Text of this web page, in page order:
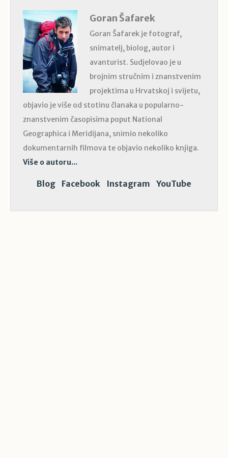
Goran Šafarek
Goran Šafarek je fotograf,
snimatelj, biolog, autor i
avanturist. Sudjelovao je u
brojnim stručnim i znanstvenim
projektima u Hrvatskoj i svijetu,
objavio je više od stotinu članaka u popularno-
znanstvenim časopisima poput National
Geographica i Meridijana, snimio nekoliko
dokumentarnih filmova te objavio nekoliko knjiga.
Više o autoru...
Blog Facebook Instagram YouTube